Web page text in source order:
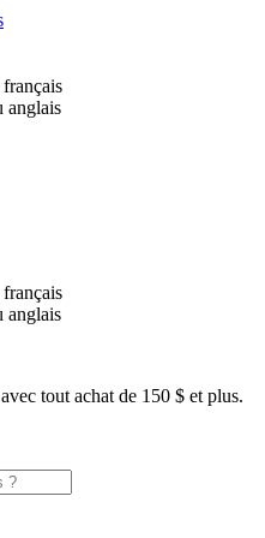
avec tout achat de 150 $ et plus.